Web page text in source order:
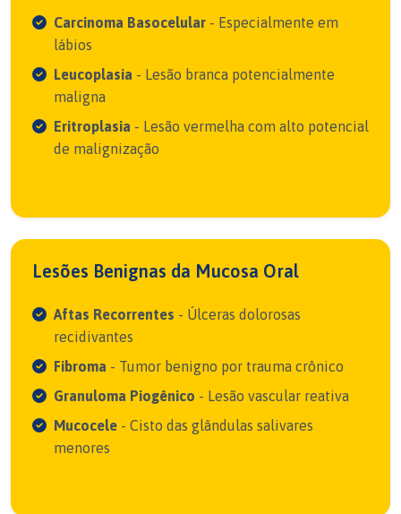
Carcinoma Basocelular - Especialmente em
lábios
Leucoplasia - Lesão branca potencialmente
maligna
Eritroplasia - Lesão vermelha com alto potencial
de malignização
Lesões Benignas da Mucosa Oral
Aftas Recorrentes - Úlceras dolorosas
recidivantes
Fibroma - Tumor benigno por trauma crônico
Granuloma Piogênico - Lesão vascular reativa
Mucocele - Cisto das glândulas salivares
menores